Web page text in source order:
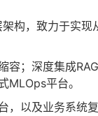
构，致力于实
容；深度集成
MLOps平台。
，以及业务系统